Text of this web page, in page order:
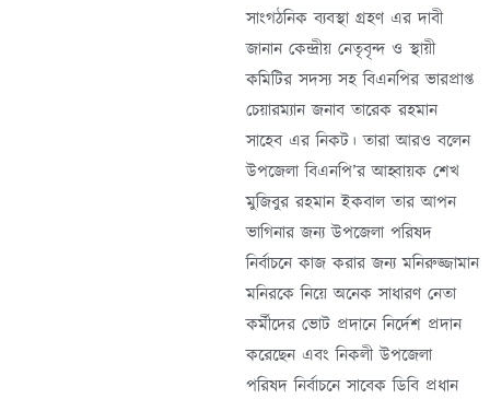
সাংগঠনিক ব্যবস্থা গ্রহণ এর দাবী
জানান কেন্দ্রীয় নেতৃবৃন্দ ও স্থায়ী
কমিটির সদস্য সহ বিএনপির ভারপ্রাপ্ত
চেয়ারম্যান জনাব তারেক রহমান
সাহেব এর নিকট। তারা আরও বলেন
উপজেলা বিএনপি’র আহ্বায়ক শেখ
মুজিবুর রহমান ইকবাল তার আপন
ভাগিনার জন্য উপজেলা পরিষদ
নির্বাচনে কাজ করার জন্য মনিরুজ্জামান
মনিরকে নিয়ে অনেক সাধারণ নেতা
কর্মীদের ভোট প্রদানে নির্দেশ প্রদান
করেছেন এবং নিকলী উপজেলা
পরিষদ নির্বাচনে সাবেক ডিবি প্রধান